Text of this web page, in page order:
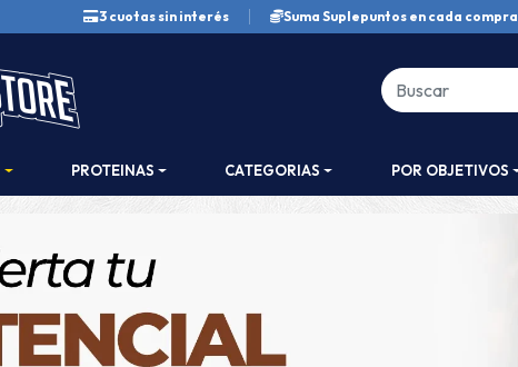
3 cuotas sin interés Suma Suplepuntos en cada compra
PROTEINAS CATEGORIAS POR OBJETIVOS